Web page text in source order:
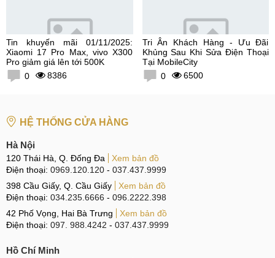
Tin khuyến mãi 01/11/2025:
Xiaomi 17 Pro Max, vivo X300
Pro giảm giá lên tới 500K
0
8386
Tri Ân Khách Hàng - Ưu Đãi
Khủng Sau Khi Sửa Điện Thoại
Tại MobileCity
0
6500
HỆ THỐNG CỬA HÀNG
Hà Nội
120 Thái Hà, Q. Đống Đa
Xem bản đồ
Điện thoại: 0969.120.120 - 037.437.9999
398 Cầu Giấy, Q. Cầu Giấy
Xem bản đồ
Điện thoại: 034.235.6666 - 096.2222.398
42 Phố Vọng, Hai Bà Trưng
Xem bản đồ
Điện thoại: 097. 988.4242 - 037.437.9999
Hồ Chí Minh